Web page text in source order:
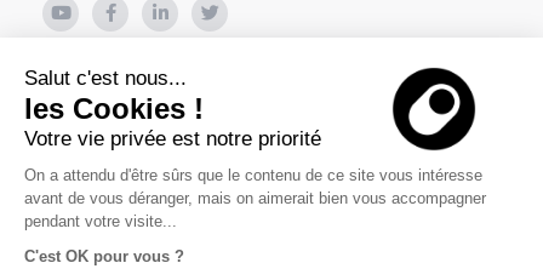
Salut c'est nous...
les Cookies !
Votre vie privée est notre priorité
On a attendu d'être sûrs que le contenu de ce site vous intéresse
avant de vous déranger, mais on aimerait bien vous accompagner
pendant votre visite...
C'est OK pour vous ?
26 Boulevard de Bonne Nouvelle
75010 PARIS, France
Viru Väljak 2, Tallin
Politique de confidentialité